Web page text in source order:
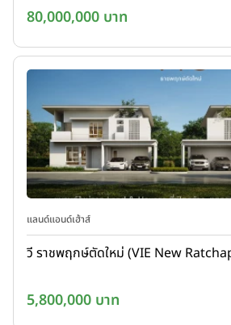
80,000,000 บาท
แลนด์แอนด์เฮ้าส์
วี ราชพฤกษ์ตัดใหม่ (VIE New
5,800,000 บาท